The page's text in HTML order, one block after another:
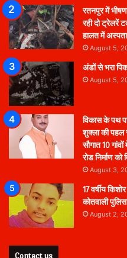
रतनपुर में
रही दो ट्रेलरें
हालत में
August 5,
अंडों से भरा
August 5,
विकास के पथ
शुक्ला की पहल
सौगात 10
रोड निर्माण
August 3,
17 वर्षीय
कोतवाली
August 2,
Contact us